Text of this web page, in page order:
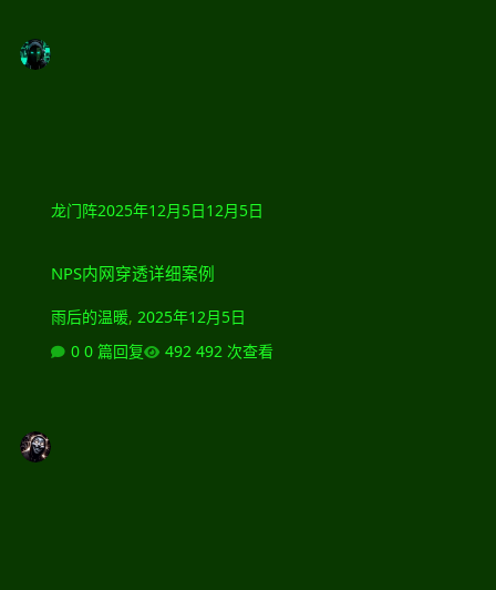
龙门阵2025年12月5日12月5日
NPS内网穿透详细案例
雨后的温暖,2025年12月5日
0 篇回复
492 次查看